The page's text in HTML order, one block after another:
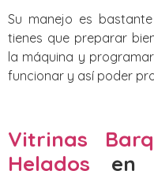
Su manejo es
tienes que preparar
la máquina y
funcionar y así poder
Vitrinas
Helados en